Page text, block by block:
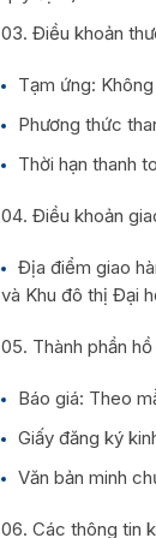
Điều khoản
Tạm ứng:
Phương thức
Thời hạn thanh
Điều khoản
Địa điểm giao
và Khu đô thị Đại
Thành phần
Báo giá: Theo
Giấy đăng ký
Văn bản minh
Các thông tin